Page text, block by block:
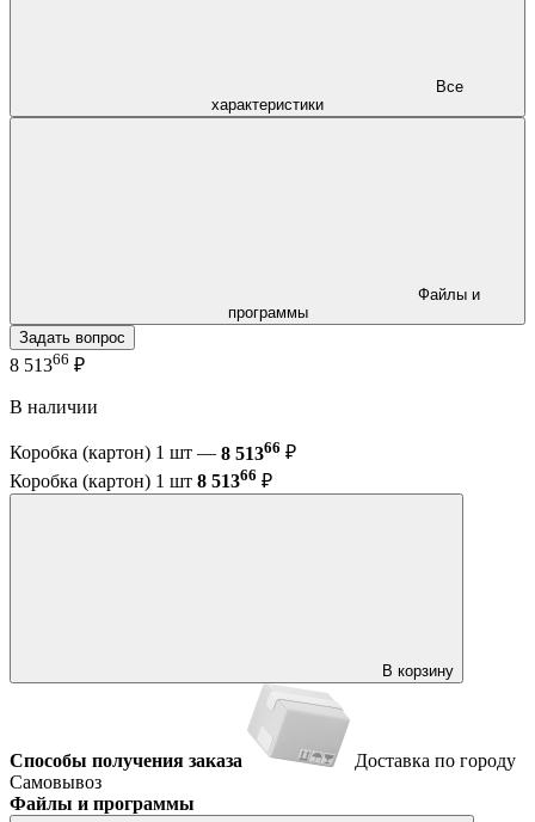
характеристики
программы
Задать вопрос
8 51366 ₽
В наличии
Коробка (картон) 1 шт — 8 51366 ₽
Коробка (картон) 1 шт 8 51366 ₽
В корзину
Способы получения заказа
Доставка по городу
Самовывоз
Файлы и программы